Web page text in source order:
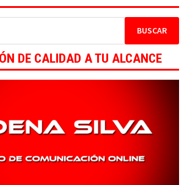
DE CALIDAD A TU ALCANCE